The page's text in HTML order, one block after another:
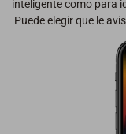
inteligente como para
Puede elegir que le